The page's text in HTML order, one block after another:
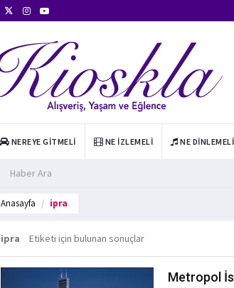
NEREYE GITMELI NE İZLEMELI NE DINLEMELI
Anasayfa ipra
ipra Etiketi için bulunan sonuçlar
Metropol